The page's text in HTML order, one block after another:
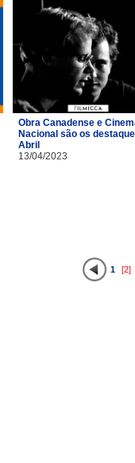
Obra Canadense e
Nacional são os
Abril
13/04/2023
1 [2]